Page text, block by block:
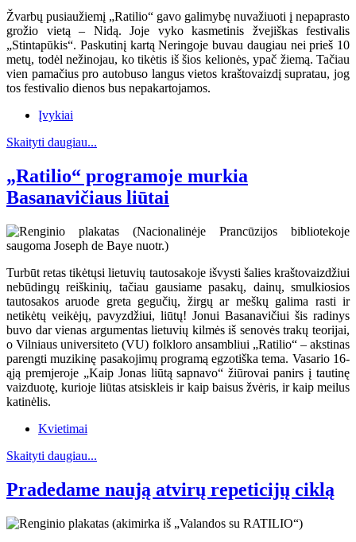
Žvarbų pusiaužiemį „Ratilio“ gavo galimybę nuvažiuoti į nepaprasto
grožio vietą – Nidą. Joje vyko kasmetinis žvejiškas festivalis
„Stintapūkis“. Paskutinį kartą Neringoje buvau daugiau nei prieš 10
metų, todėl nežinojau, ko tikėtis iš šios kelionės, ypač žiemą. Tačiau
vien pamačius pro autobuso langus vietos kraštovaizdį supratau, jog
tos festivalio dienos bus nepakartojamos.
Įvykiai
Skaityti daugiau...
„Ratilio“ programoje murkia
Basanavičiaus liūtai
Turbūt retas tikėtųsi lietuvių tautosakoje išvysti šalies kraštovaizdžiui
nebūdingų reiškinių, tačiau gausiame pasakų, dainų, smulkiosios
tautosakos aruode greta gegučių, žirgų ar meškų galima rasti ir
netikėtų veikėjų, pavyzdžiui, liūtų! Jonui Basanavičiui šis radinys
buvo dar vienas argumentas lietuvių kilmės iš senovės trakų teorijai,
o Vilniaus universiteto (VU) folkloro ansambliui „Ratilio“ – akstinas
parengti muzikinę pasakojimų programą egzotiška tema. Vasario 16-
ąją premjeroje „Kaip Jonas liūtą sapnavo“ žiūrovai panirs į tautinę
vaizduotę, kurioje liūtas atsiskleis ir kaip baisus žvėris, ir kaip meilus
katinėlis.
Kvietimai
Skaityti daugiau...
Pradedame naują atvirų repeticijų ciklą